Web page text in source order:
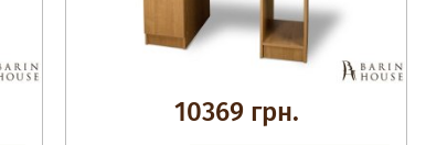
10369 грн.